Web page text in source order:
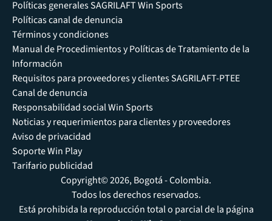
Políticas generales SAGRILAFT Win Sports
Políticas canal de denuncia
Términos y condiciones
Manual de Procedimientos y Políticas de Tratamiento de la
Información
Requisitos para proveedores y clientes SAGRILAFT-PTEE
Canal de denuncia
Responsabilidad social Win Sports
Noticias y requerimientos para clientes y proveedores
Aviso de privacidad
Soporte Win Play
Tarifario publicidad
Copyright© 2026, Bogotá - Colombia.
Todos los derechos reservados.
Está prohibida la reproducción total o parcial de la página